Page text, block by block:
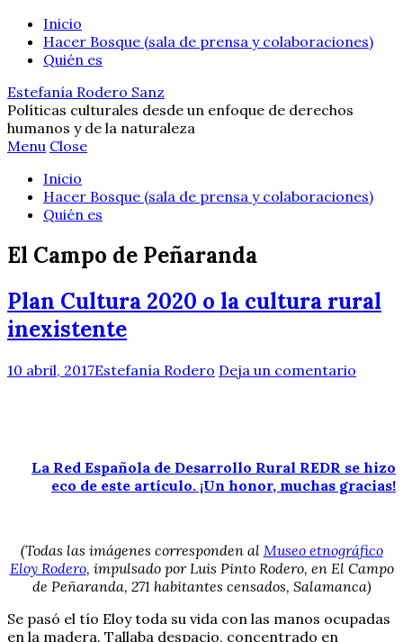
Inicio
Hacer Bosque (sala de prensa y colaboraciones)
Quién es
Estefanía Rodero Sanz
Políticas culturales desde un enfoque de derechos
humanos y de la naturaleza
Menu Close
Inicio
Hacer Bosque (sala de prensa y colaboraciones)
Quién es
El Campo de Peñaranda
Plan Cultura 2020 o la cultura rural
inexistente
10 abril, 2017Estefanía Rodero Deja un comentario
La Red Española de Desarrollo Rural REDR se hizo
eco de este artículo. ¡Un honor, muchas gracias!
(Todas las imágenes corresponden al Museo etnográfico
Eloy Rodero, impulsado por Luis Pinto Rodero, en El Campo
de Peñaranda, 271 habitantes censados, Salamanca)
Se pasó el tío Eloy toda su vida con las manos ocupadas
en la madera. Tallaba despacio, concentrado en